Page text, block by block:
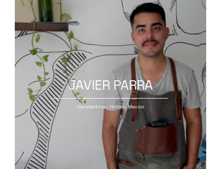
JAVIER PARRA
Clandestino – Holbox, Mexico